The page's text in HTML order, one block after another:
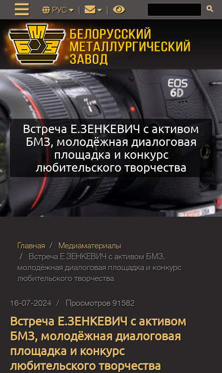
РУС
Встреча Е.ЗЕНКЕВИЧ с активом
БМЗ, молодёжная диалоговая
площадка и конкурс
любительского творчества
Главная
Медиаматериалы
Встреча Е.ЗЕНКЕВИЧ с активом БМЗ,
молодёжная диалоговая площадка и конкурс
любительского творчества
16-07-2024 Просмотров 91582
Встреча Е.ЗЕНКЕВИЧ с активом
БМЗ, молодёжная диалоговая
площадка и конкурс
любительского творчества